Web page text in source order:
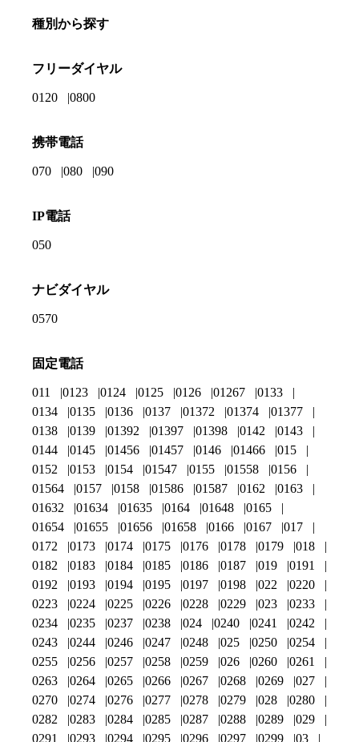
種別から探す
フリーダイヤル
0120 0800
携帯電話
070 080 090
IP電話
050
ナビダイヤル
0570
固定電話
011 0123 0124 0125 0126 01267
0133
0134
0135 0136 0137 01372 01374
01377
0138
0139 01392 01397 01398 0142
0143
0144
0145 01456 01457 0146 01466
015
0152
0153 0154 01547 0155 01558
0156
01564
0157 0158 01586 01587 0162
0163
01632
01634 01635 0164 01648
0165
01654
01655 01656 01658 0166 0167
017
0172
0173 0174 0175 0176 0178 0179
018
0182
0183 0184 0185 0186 0187 019
0191
0192
0193 0194 0195 0197 0198 022
0220
0223
0224 0225 0226 0228 0229 023
0233
0234
0235 0237 0238 024 0240 0241
0242
0243
0244 0246 0247 0248 025 0250
0254
0255
0256 0257 0258 0259 026 0260
0261
0263
0264 0265 0266 0267 0268 0269
027
0270
0274 0276 0277 0278 0279 028
0280
0282
0283 0284 0285 0287 0288 0289
029
0291
0293 0294 0295 0296 0297 0299 03